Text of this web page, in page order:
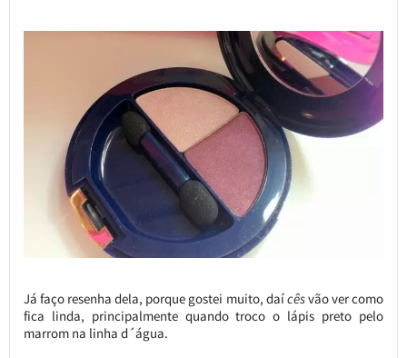
Já faço resenha dela, porque gostei muito, daícêsvão ver como
fica linda, principalmente quando troco o lápis preto pelo
marrom na linha d´água.